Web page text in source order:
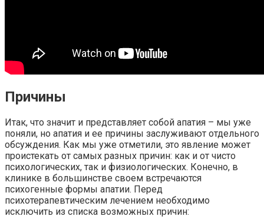
Причины
Итак, что значит и представляет собой апатия – мы уже
поняли, но апатия и ее причины заслуживают отдельного
обсуждения. Как мы уже отметили, это явление может
проистекать от самых разных причин: как и от чисто
психологических, так и физиологических. Конечно, в
клинике в большинстве своем встречаются
психогенные формы апатии. Перед
психотерапевтическим лечением необходимо
исключить из списка возможных причин: